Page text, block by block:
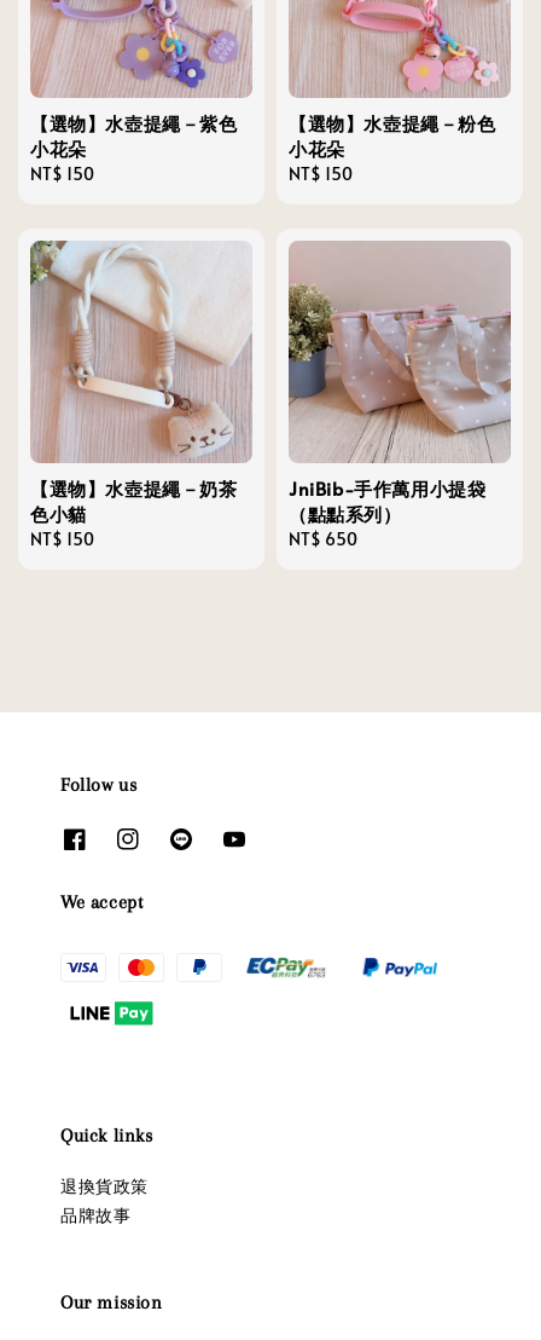
【選物】水壺提繩－紫色
小花朵
Regular
NT$ 150
【選物】水壺提繩－粉色
小花朵
Regular
NT$ 150
【選物】水壺提繩－奶茶
色小貓
Regular
NT$ 150
JniBib-手作萬用小提袋
（點點系列）
Regular
NT$ 650
Follow us
We accept
Quick links
退換貨政策
品牌故事
Our mission